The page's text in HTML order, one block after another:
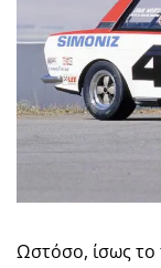
Ωστόσο, ίσως το